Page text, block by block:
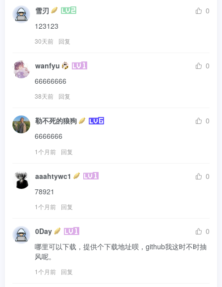
雪刃
0
123123
30天前 回复
wanfyu
0
66666666
38天前 回复
勒不死的狼狗
0
6666666
1个月前 回复
aaahtywc1
0
78921
1个月前 回复
0Day
0
哪里可以下载，提供个下载地址呗，github我这时不时抽
风呢。
1个月前 回复